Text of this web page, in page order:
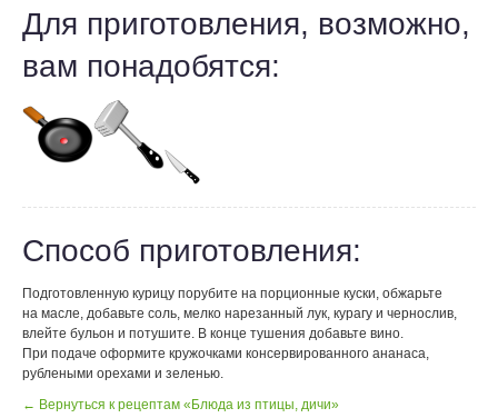
Для приготовления, возможно,
вам понадобятся:
Способ приготовления:
Подготовленную курицу порубите на порционные куски, обжарьте
на масле, добавьте соль, мелко нарезанный лук, курагу и чернослив,
влейте бульон и потушите. В конце тушения добавьте вино.
При подаче оформите кружочками консервированного ананаса,
рублеными орехами и зеленью.
← Вернуться к рецептам «Блюда из птицы, дичи»